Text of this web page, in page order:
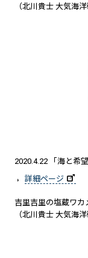
（北川貴士 大気海
2020.4.22 「海と希
詳細ページ
吉里吉里の塩蔵ワカ
（北川貴士 大気海